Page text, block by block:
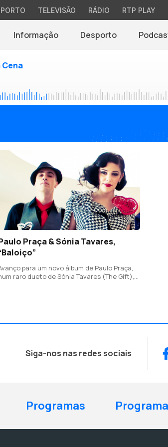
TELEVISÃO RÁDIO RTP PLAY
Informação Desporto
Cena
Praça & Sónia Tavares,
para um novo álbum de Paulo Praça,
raro dueto de Sónia Tavares (The Gift),
Siga-nos nas redes sociais
Programas